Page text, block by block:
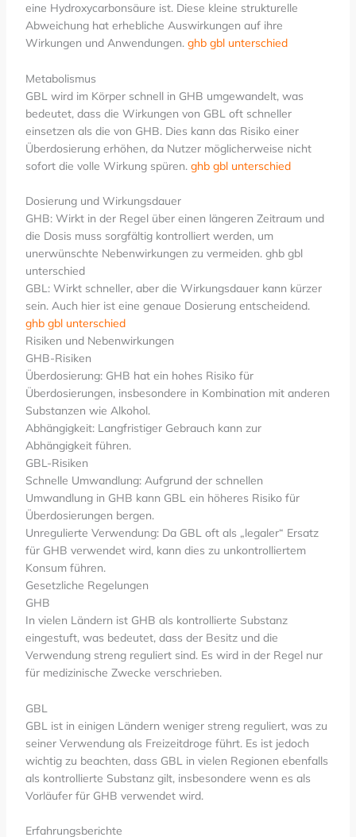
eine Hydroxycarbonsäure ist. Diese kleine strukturelle
Abweichung hat erhebliche Auswirkungen auf ihre
Wirkungen und Anwendungen. ghb gbl unterschied
Metabolismus
GBL wird im Körper schnell in GHB umgewandelt, was
bedeutet, dass die Wirkungen von GBL oft schneller
einsetzen als die von GHB. Dies kann das Risiko einer
Überdosierung erhöhen, da Nutzer möglicherweise nicht
sofort die volle Wirkung spüren. ghb gbl unterschied
Dosierung und Wirkungsdauer
GHB: Wirkt in der Regel über einen längeren Zeitraum und
die Dosis muss sorgfältig kontrolliert werden, um
unerwünschte Nebenwirkungen zu vermeiden. ghb gbl
unterschied
GBL: Wirkt schneller, aber die Wirkungsdauer kann kürzer
sein. Auch hier ist eine genaue Dosierung entscheidend.
ghb gbl unterschied
Risiken und Nebenwirkungen
GHB-Risiken
Überdosierung: GHB hat ein hohes Risiko für
Überdosierungen, insbesondere in Kombination mit anderen
Substanzen wie Alkohol.
Abhängigkeit: Langfristiger Gebrauch kann zur
Abhängigkeit führen.
GBL-Risiken
Schnelle Umwandlung: Aufgrund der schnellen
Umwandlung in GHB kann GBL ein höheres Risiko für
Überdosierungen bergen.
Unregulierte Verwendung: Da GBL oft als „legaler“ Ersatz
für GHB verwendet wird, kann dies zu unkontrolliertem
Konsum führen.
Gesetzliche Regelungen
GHB
In vielen Ländern ist GHB als kontrollierte Substanz
eingestuft, was bedeutet, dass der Besitz und die
Verwendung streng reguliert sind. Es wird in der Regel nur
für medizinische Zwecke verschrieben.
GBL
GBL ist in einigen Ländern weniger streng reguliert, was zu
seiner Verwendung als Freizeitdroge führt. Es ist jedoch
wichtig zu beachten, dass GBL in vielen Regionen ebenfalls
als kontrollierte Substanz gilt, insbesondere wenn es als
Vorläufer für GHB verwendet wird.
Erfahrungsberichte